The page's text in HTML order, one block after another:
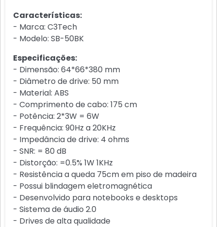
Características:
- Marca: C3Tech
- Modelo: SB-50BK
Especificações:
- Dimensão: 64*66*380 mm
- Diâmetro de drive: 50 mm
- Material: ABS
- Comprimento de cabo: 175 cm
- Potência: 2*3W = 6W
- Frequência: 90Hz a 20KHz
- Impedância de drive: 4 ohms
- SNR: = 80 dB
- Distorção: =0.5% 1W 1KHz
- Resistência a queda 75cm em piso de madeira
- Possui blindagem eletromagnética
- Desenvolvido para notebooks e desktops
- Sistema de áudio 2.0
- Drives de alta qualidade